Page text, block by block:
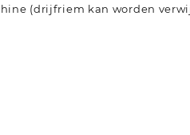
(drijfriem kan worden